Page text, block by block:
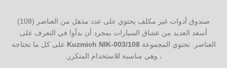
صندوق أدوات غير مكلف يحتوي على عدد مذهل من العناصر (108)
أسعد العديد من عشاق السيارات بمجرد أن بدأوا في التعرف على
العناصر. تحتوي المجموعةKuzmich NIK-003/108 على كل ما تحتاجه
، وهي مناسبة للاستخدام المتكرر.